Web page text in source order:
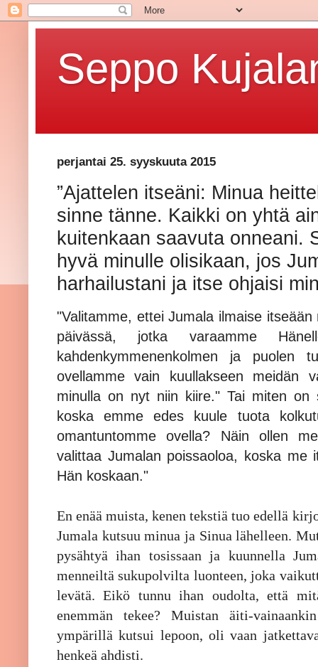
Seppo
perjantai 25. syyskuuta 2015
”Ajattelen itseäni: Minua
sinne tänne. Kaikki on yhtä
kuitenkaan saavuta onneani.
hyvä minulle olisikaan, jos
harhailustani ja itse ohjaisi
"Valitamme, ettei Jumala ilmaise
päivässä, jotka varaamme
kahdenkymmenenkolmen ja puolen
ovellamme vain kuullakseen meidän
minulla on nyt niin kiire." Tai miten on
koska emme edes kuule tuota
omantuntomme ovella? Näin ollen
valittaa Jumalan poissaoloa, koska me
Hän koskaan."
En enää muista, kenen tekstiä tuo edellä
Jumala kutsuu minua ja Sinua lähelleen.
pysähtyä ihan tosissaan ja kuunnella
menneiltä sukupolvilta luonteen, joka
levätä. Eikö tunnu ihan oudolta, että
enemmän tekee? Muistan äiti-
ympärillä kutsui lepoon, oli vaan
henkeä ahdisti.